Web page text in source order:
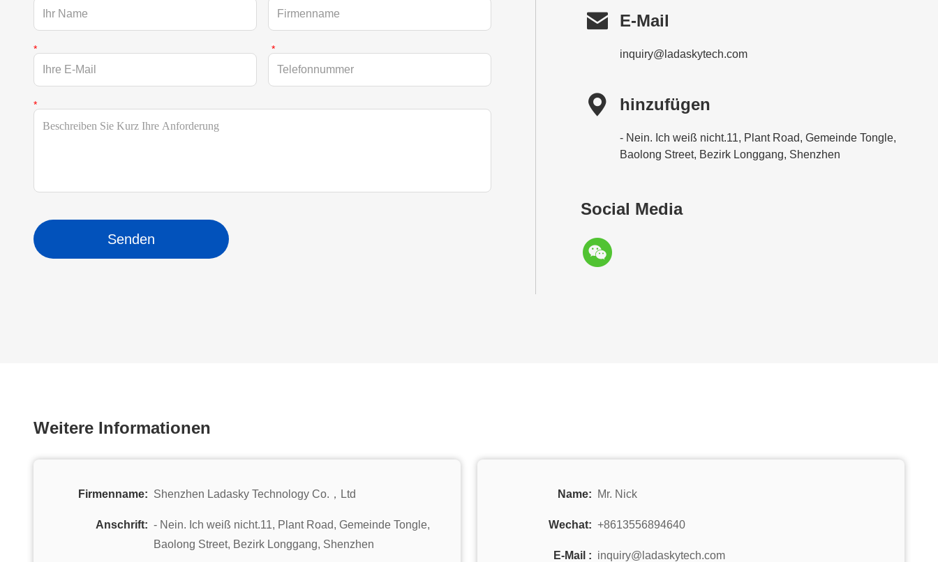
Senden
 E-Mail
inquiry@ladaskytech.com
 hinzufügen
- Nein. Ich weiß nicht.11, Plant Road, Gemeinde Tongle,
Baolong Street, Bezirk Longgang, Shenzhen
Social Media
Weitere Informationen
Firmenname: Shenzhen Ladasky Technology Co.，Ltd
Anschrift: - Nein. Ich weiß nicht.11, Plant Road, Gemeinde Tongle,
Baolong Street, Bezirk Longgang, Shenzhen
Name: Mr. Nick
Wechat: +8613556894640
E-Mail : inquiry@ladaskytech.com